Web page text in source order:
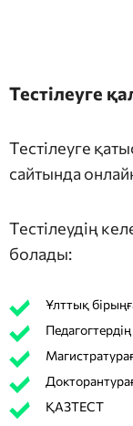
Тестілеуге
Тестілеуге
сайтында
Тестілеудің
болады:
Ұлттық
ҚАЗТЕСТ